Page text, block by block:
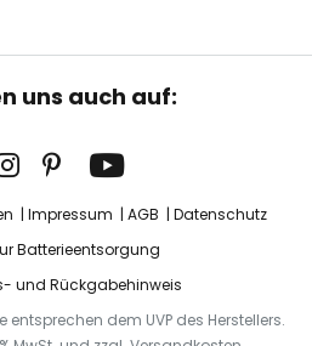
uns auch auf:
Impressum AGB
Datenschutz
Batterieentsorgung
und Rückgabehinweis
entsprechen dem UVP des Herstellers.